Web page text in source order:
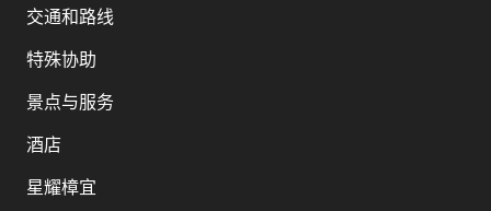
交通和路线
特殊协助
景点与服务
酒店
星耀樟宜